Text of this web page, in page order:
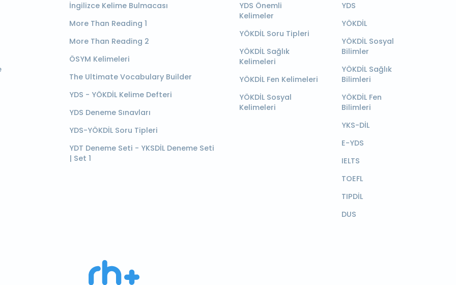
İngilizce Kelime Bulmacası
More Than Reading 1
More Than Reading 2
ÖSYM Kelimeleri
The Ultimate Vocabulary Builder
YDS - YÖKDİL Kelime Defteri
YDS Deneme Sınavları
YDS-YÖKDİL Soru Tipleri
YDT Deneme Seti - YKSDİL Deneme Seti
| Set 1
YDS Önemli
Kelimeler
YÖKDİL Soru Tipleri
YÖKDİL Sağlık
Kelimeleri
YÖKDİL Fen Kelimeleri
YÖKDİL Sosyal
Kelimeleri
YDS
YÖKDİL
YÖKDİL Sosyal
Bilimler
YÖKDİL Sağlık
Bilimleri
YÖKDİL Fen
Bilimleri
YKS-DİL
E-YDS
IELTS
TOEFL
TIPDİL
DUS